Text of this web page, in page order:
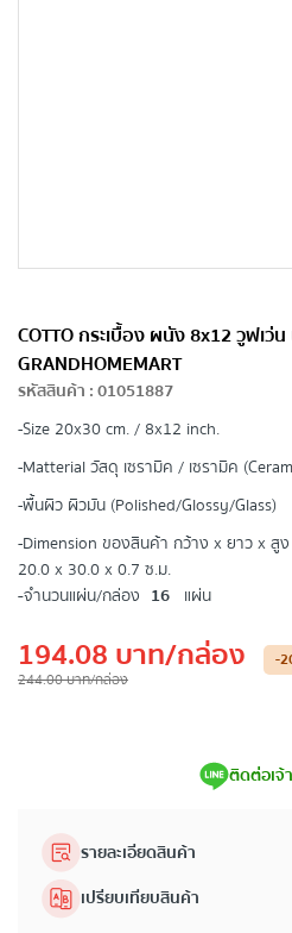
COTTO กระเบื้อง ผนัง 8x12 วูฟเว่
GRANDHOMEMART
รหัสสินค้า :01051887
-Size 20x30 cm. / 8x12 inch.
-Matterial วัสดุ เซรามิค / เซรามิค
-พื้นผิว ผิวมัน (Polished/Glossy/Glass)
-Dimension ของสินค้า กว้าง x ยาว x สูง
20.0 x 30.0 x 0.7 ซ.ม.
-จำนวนแผ่น/กล่อง 16 แผ่น
194.08 บาท/กล่อง
244.00บาท/กล่อง
-
ติดต่อเจ้
รายละเอียดสินค้า
เปรียบเทียบสินค้า